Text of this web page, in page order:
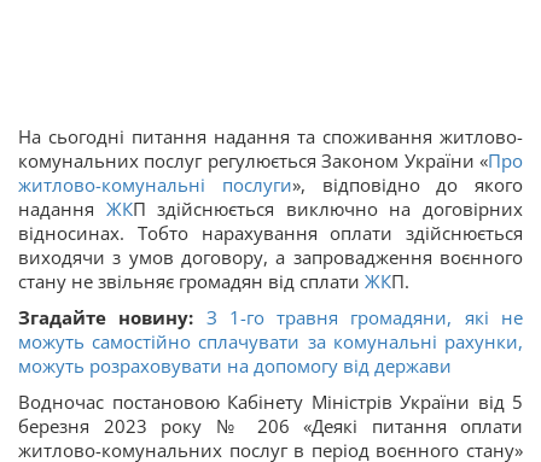
На сьогодні питання надання та споживання житлово-
комунальних послуг регулюється Законом України «Про
житлово-комунальні послуги», відповідно до якого
надання ЖКП здійснюється виключно на договірних
відносинах. Тобто нарахування оплати здійснюється
виходячи з умов договору, а запровадження воєнного
стану не звільняє громадян від сплати ЖКП.
Згадайте новину: З 1-го травня громадяни, які не
можуть самостійно сплачувати за комунальні рахунки,
можуть розраховувати на допомогу від держави
Водночас постановою Кабінету Міністрів України від 5
березня 2023 року № 206 «Деякі питання оплати
житлово-комунальних послуг в період воєнного стану»